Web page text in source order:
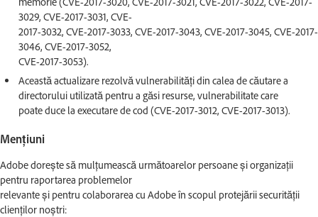
3029, CVE-2017-3031, CVE-
2017-3032, CVE-2017-3033, CVE-2017-3043, CVE-2017-3045, CVE-2017-
3046, CVE-2017-3052,
CVE-2017-3053).
Această actualizare rezolvă vulnerabilități din calea de căutare a
directorului utilizată pentru a găsi resurse, vulnerabilitate care
poate duce la executare de cod (CVE-2017-3012, CVE-2017-3013).
Mențiuni
Adobe dorește să mulțumească următoarelor persoane și organizații
pentru raportarea problemelor
relevante și pentru colaborarea cu Adobe în scopul protejării securității
clienților noștri: